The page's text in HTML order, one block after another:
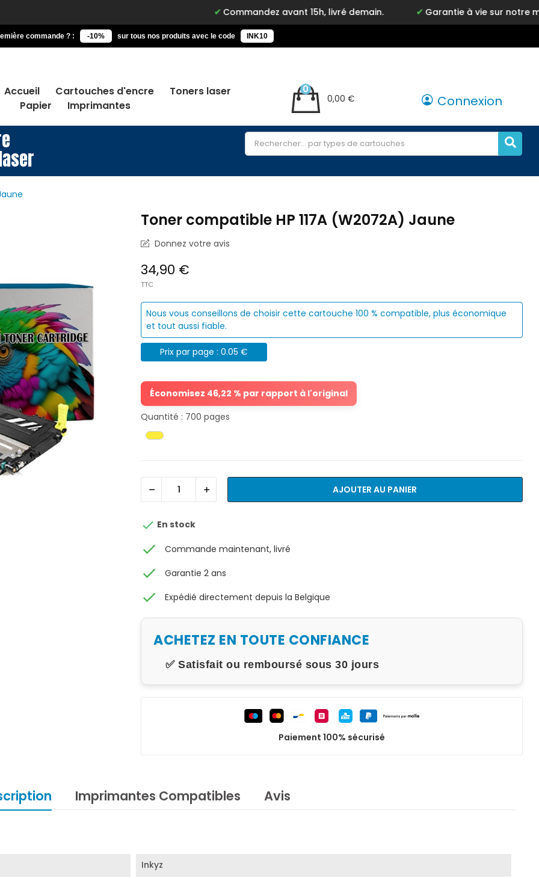
Commandez avant 15h, livré demain. Garantie à vie sur notre marque Inkyz
commande ? : -10% sur tous nos produits avec le code INK10
Accueil Cartouches d'encre
Toners laser
Papier
Imprimantes
0,00 €
0
Connexion
Toner compatible HP 117A (W2072A) Jaune
Donnez votre avis
34,90 €
TTC
Nous vous conseillons de choisir cette cartouche 100 % compatible, plus économique
et tout aussi fiable.
Prix par page : 0.05 €
Économisez 46,22 % par rapport à l'original
Quantité : 700 pages
AJOUTER AU PANIER
 En stock
check Commande maintenant, livré
check Garantie 2 ans
check Expédié directement depuis la Belgique
ACHETEZ EN TOUTE CONFIANCE
✅ Satisfait ou remboursé sous 30 jours
Paiement 100% sécurisé
Imprimantes Compatibles Avis
Inkyz